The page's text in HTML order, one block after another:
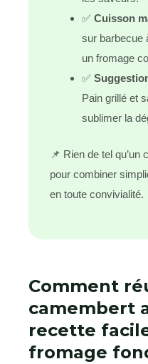
✅ Cuisson
sur barbecue
un fromage
✅
Pain grillé et
sublimer la
📌 Rien de tel
pour combiner
en toute convivialité.
Comment
camembert
recette
fromage